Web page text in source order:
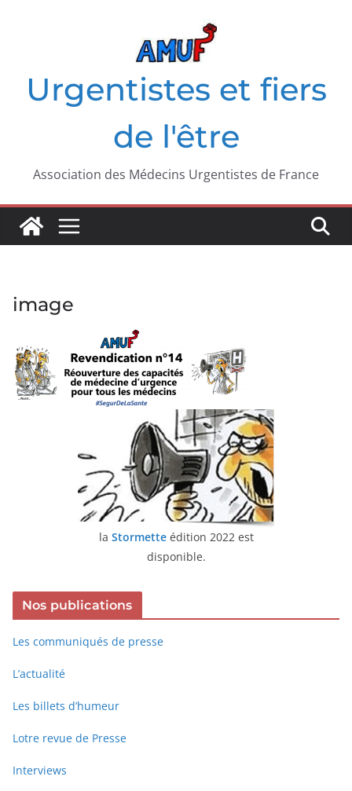
Urgentistes et fiers
de l'être
Association des Médecins Urgentistes de France
image
la Stormetteédition 2022 est
disponible.
Nos publications
Les communiqués de presse
L’actualité
Les billets d’humeur
Lotre revue de Presse
Interviews